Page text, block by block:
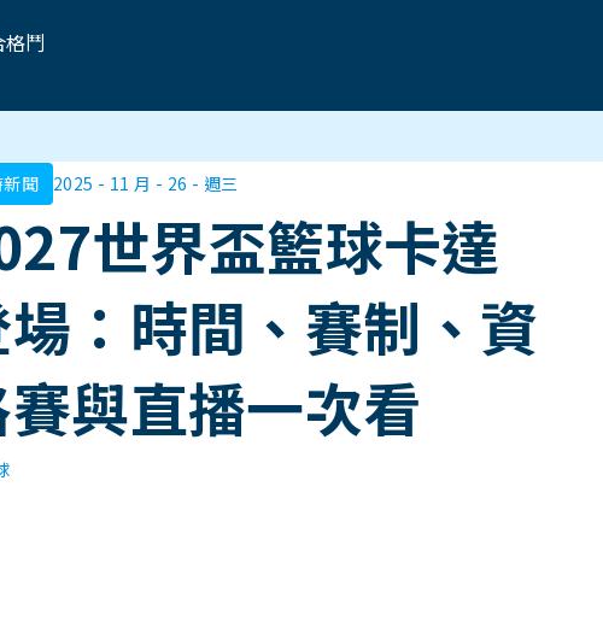
格鬥
聞 2025 - 11 月 - 26 - 週三
世界盃籃球卡達
：時間、賽制、資
與直播一次看